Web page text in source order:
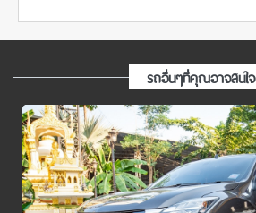
รถอื่นๆที่คุณอาจสนใจ